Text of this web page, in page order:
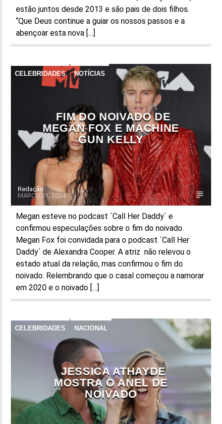
estão juntos desde 2013 e são pais de dois filhos.
“Que Deus continue a guiar os nossos passos e a
abençoar esta nova […]
CELEBRIDADES NOTÍCIAS
FIM DO NOIVADO DE
MEGAN FOX E MACHINE
GUN KELLY
Redação
MARÇO 21, 2024
Megan esteve no podcast ´Call Her Daddy` e
confirmou especulações sobre o fim do noivado.
Megan Fox foi convidada para o podcast ´Call Her
Daddy´ de Alexandra Cooper. A atriz não relevou o
estado atual da relação, mas confirmou o fim do
noivado. Relembrando que o casal começou a namorar
em 2020 e o noivado […]
CELEBRIDADES NACIONAL
JESSICA ATHAYDE
MOSTRA O ANEL DE
NOIVADO